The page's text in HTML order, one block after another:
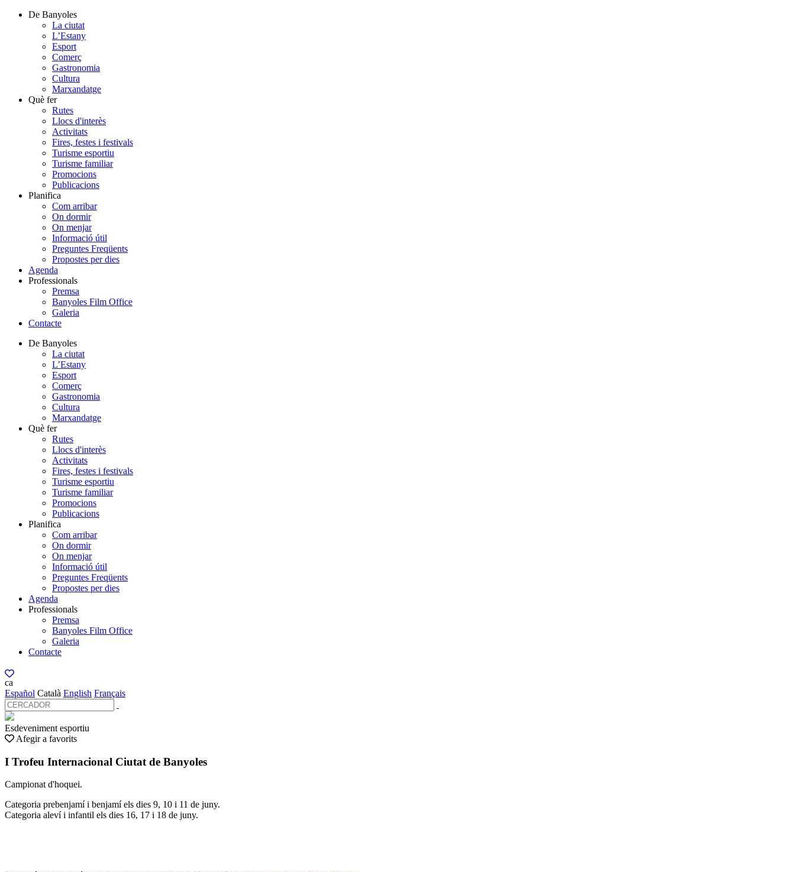
De Banyoles
La ciutat
L’Estany
Esport
Comerç
Gastronomia
Cultura
Marxandatge
Què fer
Rutes
Llocs d'interès
Activitats
Fires, festes i festivals
Turisme esportiu
Turisme familiar
Promocions
Publicacions
Planifica
Com arribar
On dormir
On menjar
Informació útil
Preguntes Freqüents
Propostes per dies
Agenda
Professionals
Premsa
Banyoles Film Office
Galeria
Contacte
De Banyoles
La ciutat
L’Estany
Esport
Comerç
Gastronomia
Cultura
Marxandatge
Què fer
Rutes
Llocs d'interès
Activitats
Fires, festes i festivals
Turisme esportiu
Turisme familiar
Promocions
Publicacions
Planifica
Com arribar
On dormir
On menjar
Informació útil
Preguntes Freqüents
Propostes per dies
Agenda
Professionals
Premsa
Banyoles Film Office
Galeria
Contacte
ca
Español Català English Français
Esdeveniment esportiu
Afegir a favorits
I Trofeu Internacional Ciutat de Banyoles
Campionat d'hoquei.
Categoria prebenjamí i benjamí els dies 9, 10 i 11 de juny.
Categoria aleví i infantil els dies 16, 17 i 18 de juny.